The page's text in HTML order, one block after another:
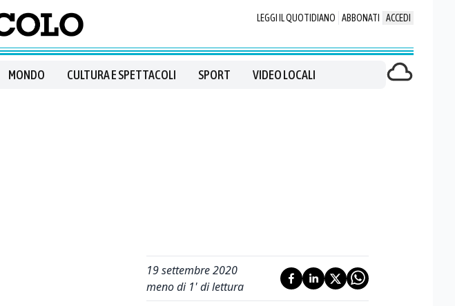
LEGGI IL QUOTIDIANO ABBONATI ACCEDI
MONDO CULTURA E SPETTACOLI SPORT VIDEO LOCALI
19 settembre 2020
meno di 1' di lettura